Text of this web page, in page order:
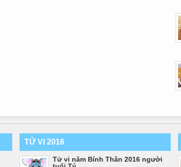
TỬ VI 2016
Tử vi năm Bính Thân 2016 người